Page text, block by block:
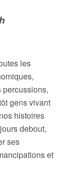
les
gens vivant
histoires
debout,
ses
et